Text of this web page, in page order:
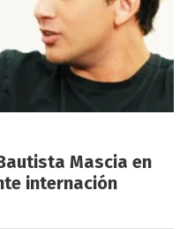
Mascia en
internación